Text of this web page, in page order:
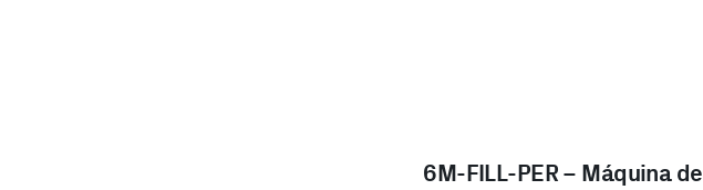
6M-FILL-PER​ – Máquina de